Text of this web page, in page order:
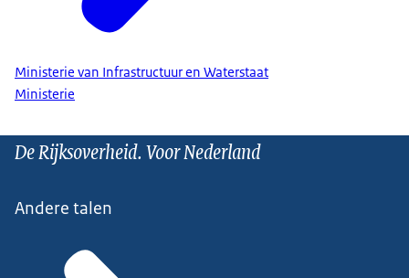
Ministerie van Infrastructuur en Waterstaat
Ministerie
De Rijksoverheid. Voor Nederland
Andere talen